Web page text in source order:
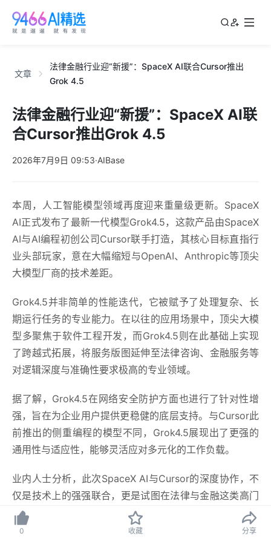
0 收藏 分享
文章
法律金融行业迎“新援”：SpaceX AI联合Cursor推出
Grok 4.5
法律金融行业迎“新援”：SpaceX AI联
合Cursor推出Grok 4.5
2026年7月9日 09:53·AIBase
本周，人工智能模型领域再度迎来重量级更新。SpaceX
AI正式发布了最新一代模型Grok4.5，这款产品由SpaceX
AI与AI编程初创公司Cursor联手打造，其核心目标直指行
业头部玩家，意在大幅缩短与OpenAI、Anthropic等顶尖
大模型厂商的技术差距。
Grok4.5并非简单的性能迭代，它被赋予了处理复杂、长
期运行任务的专业能力。在以往的应用场景中， 顶尖大模
型多聚焦于软件工程开发，而Grok4.5则在此基础上实现
了跨越式拓展，将服务版图延伸至法律咨询、金融服务等
对逻辑深度与准确性要求极高的专业领域。
据了解，Grok4.5在网络安全防护方面也进行了针对性增
强，旨在为企业用户提供更稳健的底层支持。与Cursor此
前推出的侧重编程的模型不同，Grok4.5展现出了更强的
通用性与适应性，能够灵活应对多元化的工作负载。
业内人士分析，此次SpaceX AI与Cursor的深度协作，不
仅是技术上的强强联合，更是试图在法律与金融这类高门
槛垂直赛道中抢占先机。随着Grok4.5的入局，AI大模型
在专业应用场景的竞争将进一步白热化，企业用户也因此